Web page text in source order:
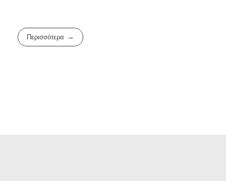
Περισσότερα